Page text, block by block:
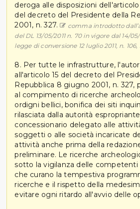
deroga alle disposizioni
del decreto del Presidente della
2001, n. 327.
comma introdotto
del DL 13/05/2011 n. 70 in vigore dal 14/
legge di conversione 12 luglio 2011, n.
8. Per tutte le infrastrutture,
all'articolo 15 del decreto del
Repubblica 8 giugno 2001, n. 327,
al compimento di ricerche
ordigni bellici, bonifica dei siti
rilasciata dalla autorità
concessionario delegato alle
soggetti o alle società incaricate
attività anche prima della
preliminare. Le ricerche
sotto la vigilanza delle
che curano la tempestiva
ricerche e il rispetto della
evitare ogni ritardo all'avvio delle